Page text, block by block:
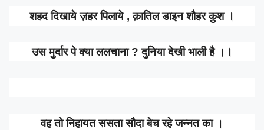
शहद दिखाये ज़हर पिलाये , क़ातिल डाइन शौहर कुश ।
उस मुर्दार पे क्या ललचाना ? दुनिया देखी भाली है ।।
वह तो निहायत ससता सौदा बेच रहे जन्नत का ।